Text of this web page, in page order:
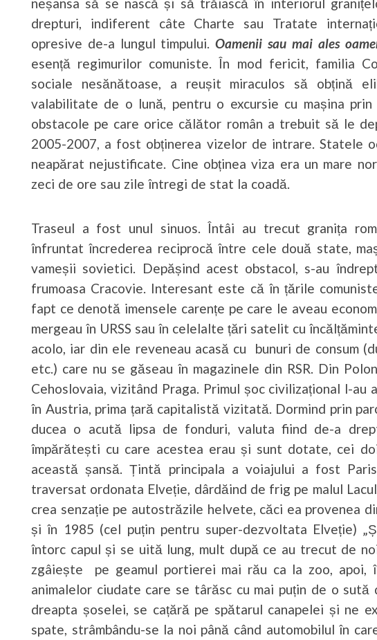
drepturi, indiferent câte Charte sau Tratate
opresive de-a lungul timpului.Oamenii sau mai ales
esență regimurilor comuniste. În mod fericit, familia
sociale nesănătoase, a reușit miraculos să obțină
valabilitate de o lună, pentru o excursie cu mașina
obstacole pe care orice călător român a trebuit să le
2005-2007, a fost obținerea vizelor de intrare. Statele
neapărat nejustificate. Cine obținea viza era un mare
zeci de ore sau zile întregi de stat la coadă.
Traseul a fost unul sinuos. Întâi au trecut granița
înfruntat încrederea reciprocă între cele două state,
vameșii sovietici. Depășind acest obstacol, s-au
frumoasa Cracovie. Interesant este că în țările
fapt ce denotă imensele carențe pe care le aveau
mergeau în URSS sau în celelalte țări satelit cu
acolo, iar din ele reveneau acasă cu bunuri de consum
etc.) care nu se găseau în magazinele din RSR. Din
Cehoslovaia, vizitând Praga. Primul șoc civilizațional l-
în Austria, prima țară capitalistă vizitată. Dormind prin
ducea o acută lipsa de fonduri, valuta fiind de-a
împărătești cu care acestea erau și sunt dotate, cei
această șansă. Țintă principala a voiajului a fost
traversat ordonata Elveție, dârdăind de frig pe malul
crea senzație pe autostrăzile helvete, căci ea provenea
și în 1985 (cel puțin pentru super-dezvoltata Elveție)
întorc capul și se uită lung, mult după ce au trecut de
zgâiește pe geamul portierei mai rău ca la zoo, apoi,
animalelor ciudate care se târăsc cu mai puțin de o
dreapta șoselei, se cațără pe spătarul canapelei și ne
spate, strâmbându-se la noi până când automobilul în